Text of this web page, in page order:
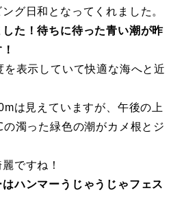
グ日和となってくれました。
た！待ちに待った青い潮が昨
表示していて快適な海へと近
は見えていますが、午後の上
濁った緑色の潮がカメ根とジ
ですね！
ハンマーうじゃうじゃフェス